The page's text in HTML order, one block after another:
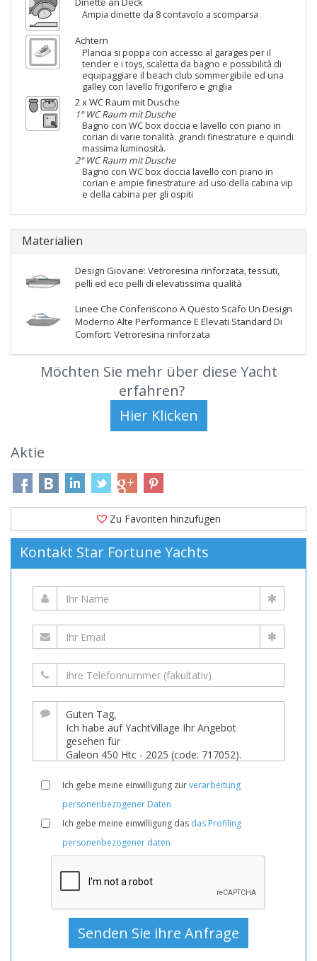
Ampia dinette da 8 contavolo a scomparsa
Achtern
Plancia si poppa con accesso al garages per il
tender e i toys, scaletta da bagno e possibilità di
equipaggiare il beach club sommergibile ed una
galley con lavello frigorifero e griglia
2 x WC Raum mit Dusche
1° WC Raum mit Dusche
Bagno con WC box doccia e lavello con piano in
corian di varie tonalità. grandi finestrature e quindi
massima luminosità.
2° WC Raum mit Dusche
Bagno con WC box doccia lavello con piano in
corian e ampie finestrature ad uso della cabina vip
e della cabina per gli ospiti
Materialien
Design Giovane: Vetroresina rinforzata, tessuti,
pelli ed eco pelli di elevatissima qualità
Linee Che Conferiscono A Questo Scafo Un Design
Moderno Alte Performance E Elevati Standard Di
Comfort: Vetroresina rinforzata
Möchten Sie mehr über diese Yacht
erfahren?
Aktie
Zu Favoriten hinzufügen
Kontakt Star Fortune Yachts
Ich gebe meine einwilligung zurverarbeitung
personenbezogener Daten
Ich gebe meine einwilligung das das Profiling
personenbezogener daten